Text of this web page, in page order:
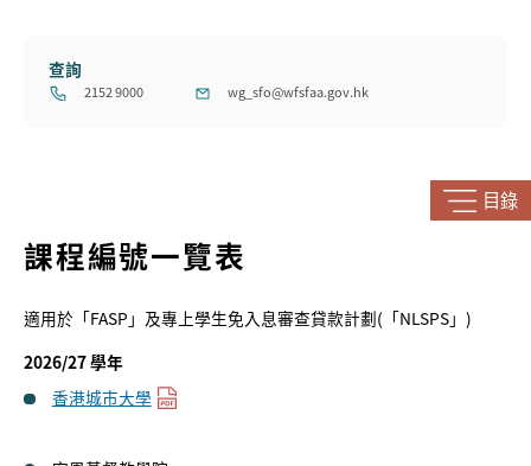
查詢
2152 9000 wg_sfo@wfsfaa.gov.hk
目錄
課程編號一覽表
適用於「FASP」及專上學生免入息審查貸款計劃(「NLSPS」)
2026/27 學年
香港城市大學